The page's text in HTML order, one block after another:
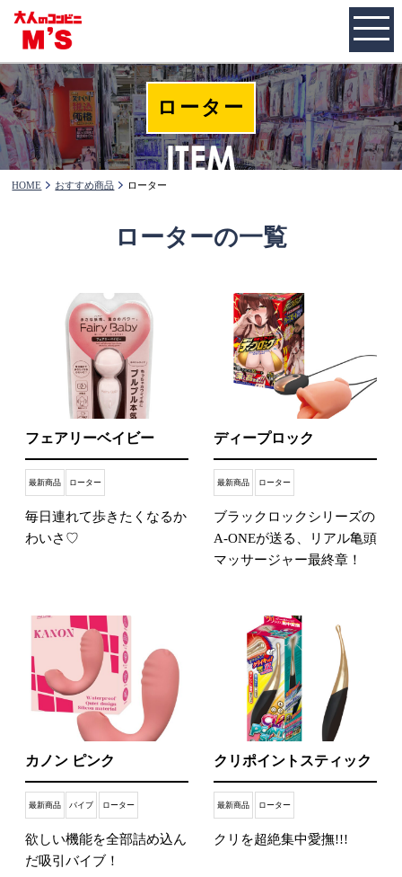
ローター
HOME おすすめ商品 ローター
ローターの一覧
フェアリーベイビー
最新商品 ローター
毎日連れて歩きたくなるか
わいさ♡
ディープロック
最新商品 ローター
ブラックロックシリーズの
A-ONEが送る、リアル亀頭
マッサージャー最終章！
カノン ピンク
最新商品 バイブ ローター
欲しい機能を全部詰め込ん
だ吸引バイブ！
クリポイントスティック
最新商品 ローター
クリを超絶集中愛撫!!!